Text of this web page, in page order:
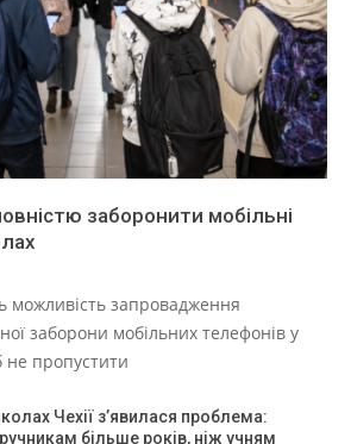
заборонити мобільні
можливість запровадження
заборони мобільних телефонів у
пропустити
Чехії з’явилася проблема:
більше років, ніж учням